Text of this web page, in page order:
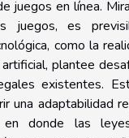
juegos en línea.
juegos, es
como la
plantee
existentes.
una adaptabilidad
en donde las